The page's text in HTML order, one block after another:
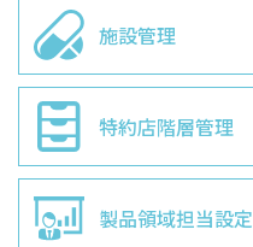
施設管理
特約店階層管理
製品領域担当設定